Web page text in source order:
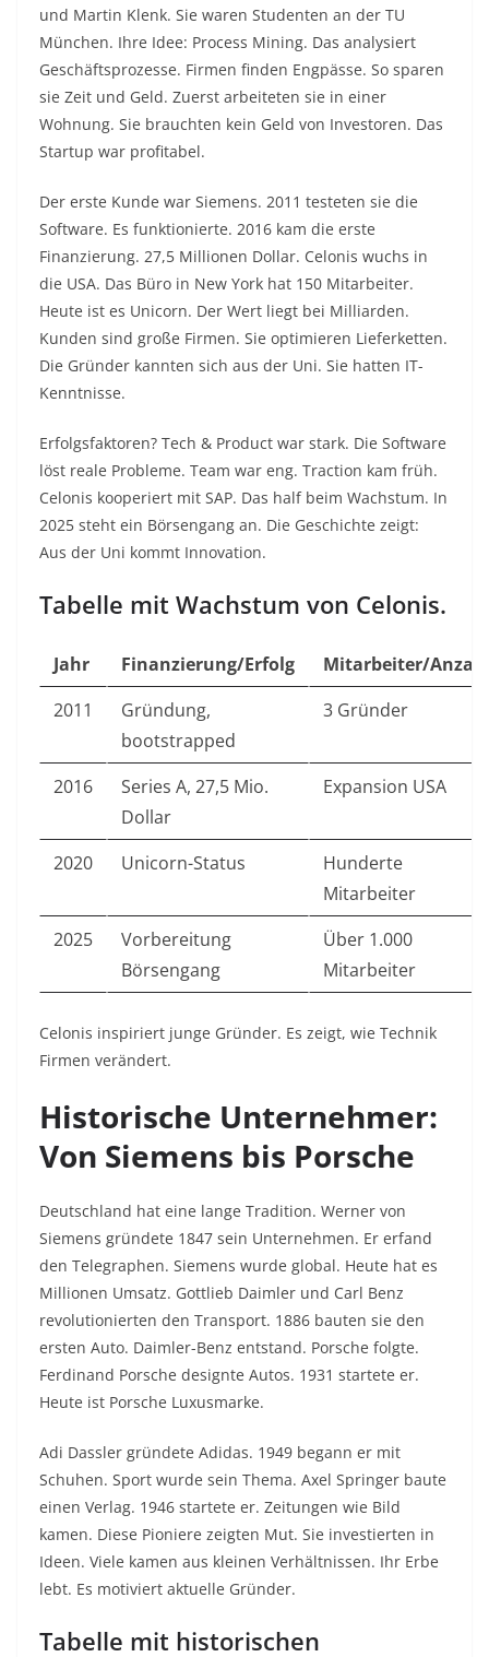
und Martin Klenk. Sie waren Studenten an der TU
München. Ihre Idee: Process Mining. Das analysiert
Geschäftsprozesse. Firmen finden Engpässe. So sparen
sie Zeit und Geld. Zuerst arbeiteten sie in einer
Wohnung. Sie brauchten kein Geld von Investoren. Das
Startup war profitabel.​
Der erste Kunde war Siemens. 2011 testeten sie die
Software. Es funktionierte. 2016 kam die erste
Finanzierung. 27,5 Millionen Dollar. Celonis wuchs in
die USA. Das Büro in New York hat 150 Mitarbeiter.
Heute ist es Unicorn. Der Wert liegt bei Milliarden.
Kunden sind große Firmen. Sie optimieren Lieferketten.
Die Gründer kannten sich aus der Uni. Sie hatten IT-
Kenntnisse.​
Erfolgsfaktoren? Tech & Product war stark. Die Software
löst reale Probleme. Team war eng. Traction kam früh.
Celonis kooperiert mit SAP. Das half beim Wachstum. In
2025 steht ein Börsengang an. Die Geschichte zeigt:
Aus der Uni kommt Innovation.​
Tabelle mit Wachstum von Celonis.
Jahr Finanzierung/Erfolg
Mitarbeiter/
2011
Gründung,
bootstrapped
3 Gründer
2016
Series A, 27,5 Mio.
Dollar
Expansion USA
2020 Unicorn-Status
Hunderte
Mitarbeiter
2025
Vorbereitung
Börsengang
Über 1.000
Mitarbeiter
Celonis inspiriert junge Gründer. Es zeigt, wie Technik
Firmen verändert.​
Historische Unternehmer:
Von Siemens bis Porsche
Deutschland hat eine lange Tradition. Werner von
Siemens gründete 1847 sein Unternehmen. Er erfand
den Telegraphen. Siemens wurde global. Heute hat es
Millionen Umsatz. Gottlieb Daimler und Carl Benz
revolutionierten den Transport. 1886 bauten sie den
ersten Auto. Daimler-Benz entstand. Porsche folgte.
Ferdinand Porsche designte Autos. 1931 startete er.
Heute ist Porsche Luxusmarke.​
Adi Dassler gründete Adidas. 1949 begann er mit
Schuhen. Sport wurde sein Thema. Axel Springer baute
einen Verlag. 1946 startete er. Zeitungen wie Bild
kamen. Diese Pioniere zeigten Mut. Sie investierten in
Ideen. Viele kamen aus kleinen Verhältnissen. Ihr Erbe
lebt. Es motiviert aktuelle Gründer.​
Tabelle mit historischen